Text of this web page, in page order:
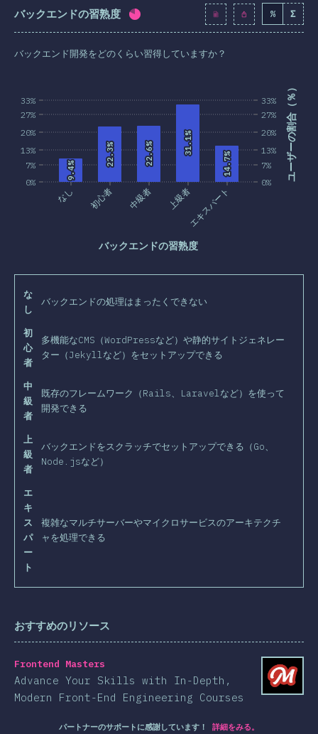
バックエンドの習熟度 回答記入率： 80.2 % (9216 )
% Σ
バックエンド開発をどのくらい習得していますか？
0%
7%
13%
20%
27%
33% ユーザーの割合（％）
なし 初心者 中級者 上級者エキスパート
バックエンドの習熟度
0%
7%
13%
20%
27%
33%
9.4%
9.4%
22.3%
22.3% 22.6%
22.6% 31.1%
31.1%
14.7%
14.7%
な
し
バックエンドの処理はまったくできない
初
心
者
多機能なCMS（WordPressなど）や静的サイトジェネレー
ター（Jekyllなど）をセットアップできる
中
級
者
既存のフレームワーク（Rails、Laravelなど）を使って
開発できる
上
級
者
バックエンドをスクラッチでセットアップできる（Go、
Node.jsなど）
エ
キ
ス
パ
ー
ト
複雑なマルチサーバーやマイクロサービスのアーキテクチ
ャを処理できる
おすすめのリソース
Frontend Masters
Advance Your Skills with In-Depth,
Modern Front-End Engineering Courses
パートナーのサポートに感謝しています！ 詳細をみる。